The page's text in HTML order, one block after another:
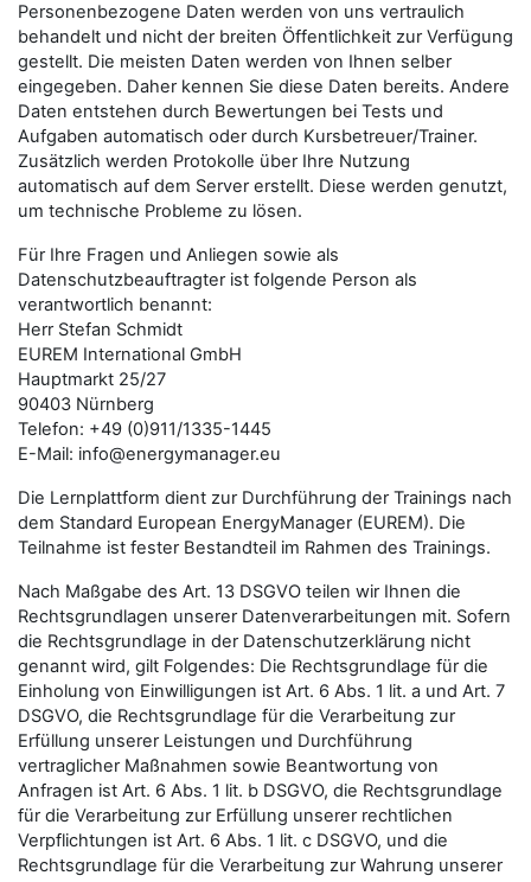
Personenbezogene Daten werden von uns vertraulich
behandelt und nicht der breiten Öffentlichkeit zur Verfügung
gestellt. Die meisten Daten werden von Ihnen selber
eingegeben. Daher kennen Sie diese Daten bereits. Andere
Daten entstehen durch Bewertungen bei Tests und
Aufgaben automatisch oder durch Kursbetreuer/Trainer.
Zusätzlich werden Protokolle über Ihre Nutzung
automatisch auf dem Server erstellt. Diese werden genutzt,
um technische Probleme zu lösen.
Für Ihre Fragen und Anliegen sowie als
Datenschutzbeauftragter ist folgende Person als
verantwortlich benannt:
Herr Stefan Schmidt
EUREM International GmbH
Hauptmarkt 25/27
90403 Nürnberg
Telefon: +49 (0)911/1335-1445
E-Mail: info@energymanager.eu
Die Lernplattform dient zur Durchführung der Trainings nach
dem Standard European EnergyManager (EUREM). Die
Teilnahme ist fester Bestandteil im Rahmen des Trainings.
Nach Maßgabe des Art. 13 DSGVO teilen wir Ihnen die
Rechtsgrundlagen unserer Datenverarbeitungen mit. Sofern
die Rechtsgrundlage in der Datenschutzerklärung nicht
genannt wird, gilt Folgendes: Die Rechtsgrundlage für die
Einholung von Einwilligungen ist Art. 6 Abs. 1 lit. a und Art. 7
DSGVO, die Rechtsgrundlage für die Verarbeitung zur
Erfüllung unserer Leistungen und Durchführung
vertraglicher Maßnahmen sowie Beantwortung von
Anfragen ist Art. 6 Abs. 1 lit. b DSGVO, die Rechtsgrundlage
für die Verarbeitung zur Erfüllung unserer rechtlichen
Verpflichtungen ist Art. 6 Abs. 1 lit. c DSGVO, und die
Rechtsgrundlage für die Verarbeitung zur Wahrung unserer